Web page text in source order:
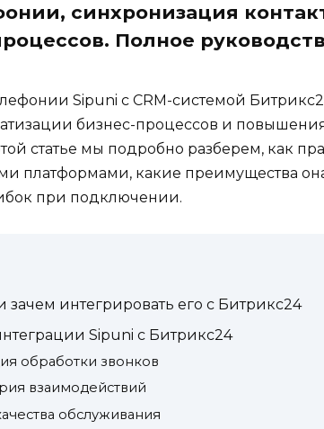
синхронизация
Полное
Sipuni с CRM-системой
бизнес-процессов и
статье мы подробно разберем, как
платформами, какие преимущества
при подключении.
зачем интегрировать его с Битрикс24
Sipuni с Битрикс24
обработки звонков
взаимодействий
обслуживания